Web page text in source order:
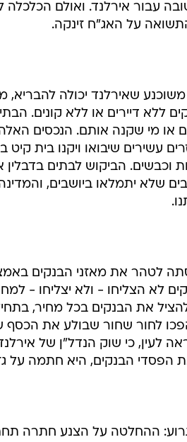
עבור אירלנד. ואולם
על האג"ח זינקה.
שאירלנד יכולה
ללא דיירים או ללא קונים.
או מי שקנה אותם. הנכסים האלה
עשירים שיבואו ויקנו בית
וכבשים. הביקוש לבתים
שלא יתמלאו ביושבים,
לא הצליחו - ולא יצליחו -
את הבנקים בכל מחיר,
לחור שחור שבולע את הכסף
לעין, כי שוק הנדל"ן של
הפסדי הבנקים, היא חתמה על
ההחלטה על הצנע חתרה תחת